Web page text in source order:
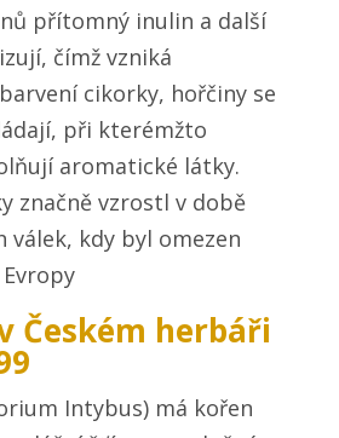
přítomný inulin a další
čímž vzniká
cikorky, hořčiny se
při kterémžto
aromatické látky.
značně vzrostl v době
válek, kdy byl omezen
Českém herbáři
Intybus) má kořen